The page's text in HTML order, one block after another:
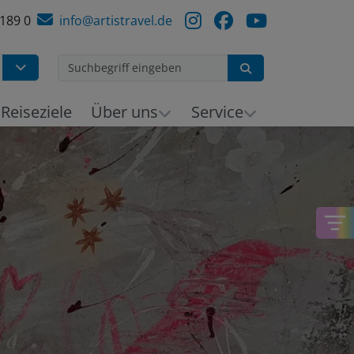
0 info@artistravel.de
Reiseziele Über uns Service